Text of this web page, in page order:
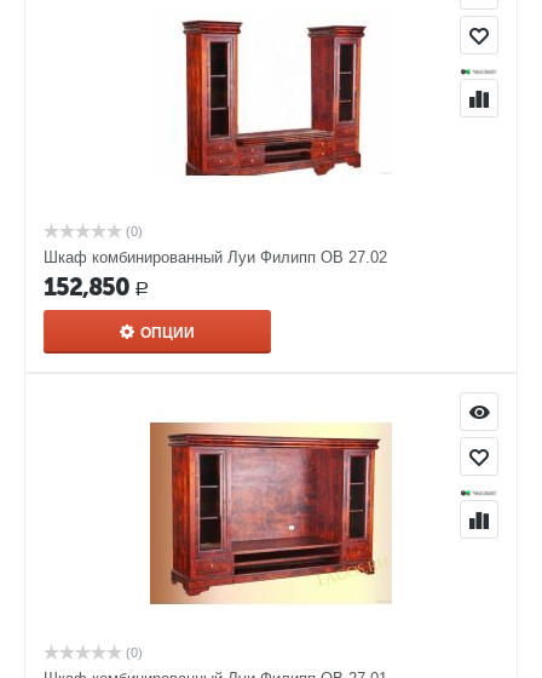
(0)
Шкаф комбинированный Луи Филипп ОВ 27.02
152,850 Р
ОПЦИИ
(0)